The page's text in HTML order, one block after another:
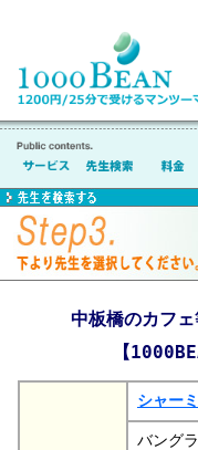
中板橋のカフ
【
シャー
バング